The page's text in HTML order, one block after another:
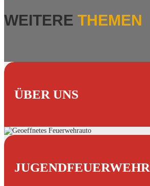
WEITERE THEMEN
ÜBER UNS
JUGENDFEUERWEHR